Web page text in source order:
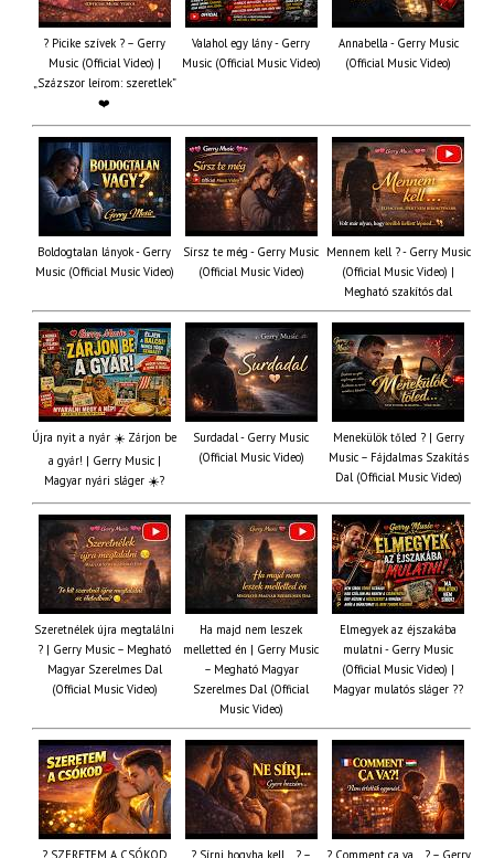
? Picike szívek ? – Gerry
Music (Official Video) |
„Százszor leírom: szeretlek”
❤️
Valahol egy lány - Gerry
Music (Official Music Video)
Annabella - Gerry Music
(Official Music Video)
Boldogtalan lányok - Gerry
Music (Official Music Video)
Sírsz te még - Gerry Music
(Official Music Video)
Mennem kell ? - Gerry Music
(Official Music Video) |
Megható szakítós dal
Újra nyit a nyár ☀️ Zárjon be
a gyár! | Gerry Music |
Magyar nyári sláger ☀️?
Surdadal - Gerry Music
(Official Music Video)
Menekülök tőled ? | Gerry
Music – Fájdalmas Szakítás
Dal (Official Music Video)
Szeretnélek újra megtalálni
? | Gerry Music – Megható
Magyar Szerelmes Dal
(Official Music Video)
Ha majd nem leszek
melletted én | Gerry Music
– Megható Magyar
Szerelmes Dal (Official
Music Video)
Elmegyek az éjszakába
mulatni - Gerry Music
(Official Music Video) |
Magyar mulatós sláger ??